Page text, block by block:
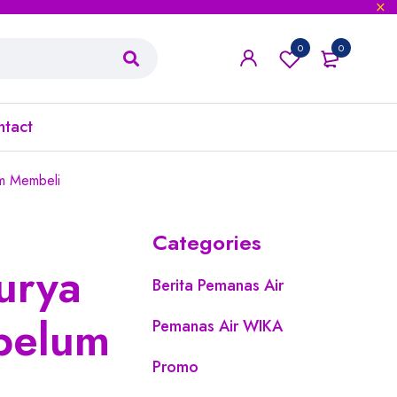
0
0
Membeli
Categories
Berita Pemanas Air
Pemanas Air WIKA
Promo